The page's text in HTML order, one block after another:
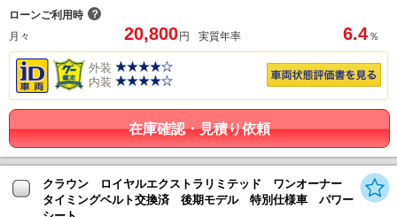
ローンご利用時 ？
月々
20,800円 実質年率 6.4 ％
外装
内装
在庫確認・見積り依頼
クラウン ロイヤルエクストラリミテッド ワンオーナー
タイミングベルト交換済 後期モデル 特別仕様車 パワー